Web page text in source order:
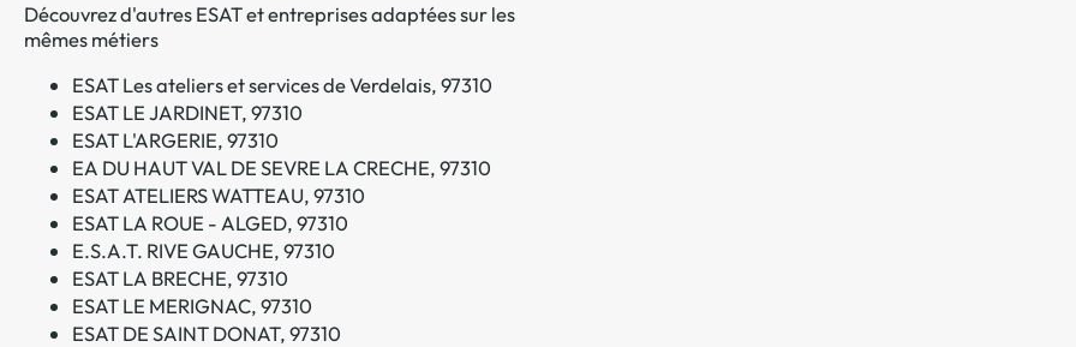
Découvrez d'autres ESAT et entreprises adaptées sur les
mêmes métiers
ESAT Les ateliers et services de Verdelais, 97310
ESAT LE JARDINET, 97310
ESAT L'ARGERIE, 97310
EA DU HAUT VAL DE SEVRE LA CRECHE, 97310
ESAT ATELIERS WATTEAU, 97310
ESAT LA ROUE - ALGED, 97310
E.S.A.T. RIVE GAUCHE, 97310
ESAT LA BRECHE, 97310
ESAT LE MERIGNAC, 97310
ESAT DE SAINT DONAT, 97310